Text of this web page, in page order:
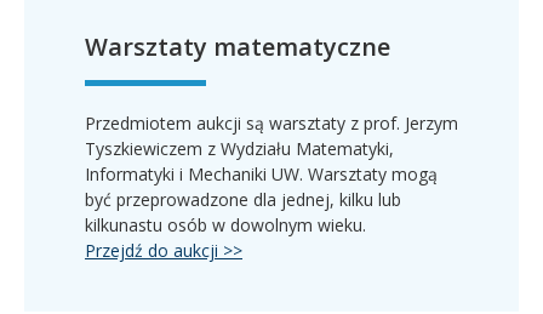
Warsztaty matematyczne
Przedmiotem aukcji są warsztaty z prof. Jerzym
Tyszkiewiczem z Wydziału Matematyki,
Informatyki i Mechaniki UW. Warsztaty mogą
być przeprowadzone dla jednej, kilku lub
kilkunastu osób w dowolnym wieku.
Przejdź do aukcji >>